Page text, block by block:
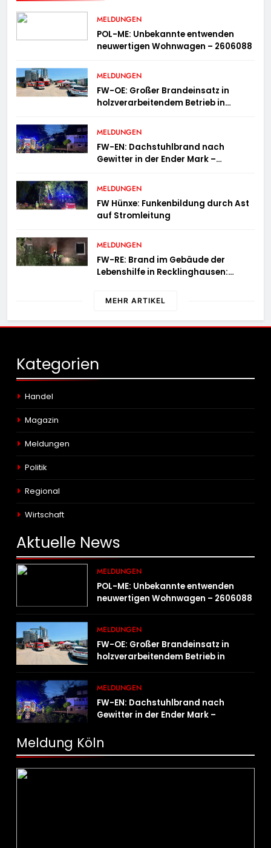
MELDUNGEN
POL-ME: Unbekannte entwenden
neuwertigen Wohnwagen – 2606088
MELDUNGEN
FW-OE: Großer Brandeinsatz in
holzverarbeitendem Betrieb in
13 Stunden
MELDUNGEN
FW-EN: Dachstuhlbrand nach
Gewitter in der Ender Mark –
Brandausbreitung
MELDUNGEN
FW Hünxe: Funkenbildung durch Ast
auf Stromleitung
MELDUNGEN
FW-RE: Brand im Gebäude der
Lebenshilfe in Recklinghausen:
MEHR ARTIKEL
Kategorien
Handel
Magazin
Meldungen
Politik
Regional
Wirtschaft
Aktuelle News
MELDUNGEN
POL-ME: Unbekannte entwenden
neuwertigen Wohnwagen – 2606088
MELDUNGEN
FW-OE: Großer Brandeinsatz in
holzverarbeitendem Betrieb in
MELDUNGEN
FW-EN: Dachstuhlbrand nach
Gewitter in der Ender Mark –
Brandausbreitung
Meldung Köln